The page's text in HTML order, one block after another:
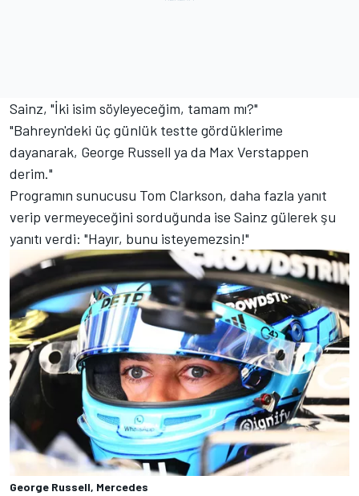
Sainz, "İki isim söyleyeceğim, tamam mı?"
"Bahreyn'deki üç günlük testte gördüklerime
dayanarak, George Russell ya da Max Verstappen
derim."
Programın sunucusu Tom Clarkson, daha fazla yanıt
verip vermeyeceğini sorduğunda ise Sainz gülerek şu
yanıtı verdi: "Hayır, bunu isteyemezsin!"
George Russell, Mercedes